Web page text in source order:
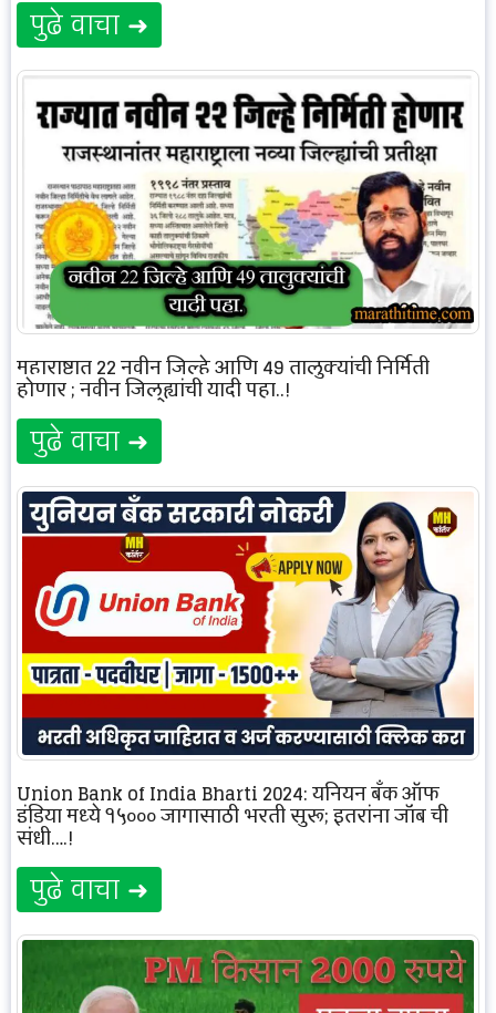
पुढे वाचा ➜
महाराष्ट्रात 22 नवीन जिल्हे आणि 49 तालुक्यांची निर्मिती
होणार ; नवीन जिल्ह्यांची यादी पहा..!
पुढे वाचा ➜
Union Bank of India Bharti 2024: युनियन बँक ऑफ
इंडिया मध्ये १५००० जागासाठी भरती सुरू; इतरांना जॉब ची
संधी….!
पुढे वाचा ➜